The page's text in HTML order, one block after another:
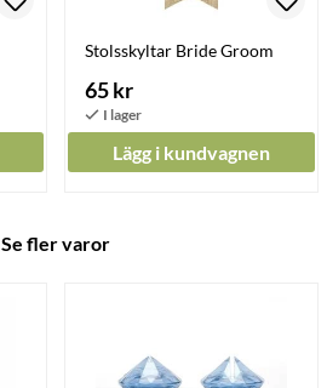
Stolsskyltar Bride Groom
65 kr
Lägg i kundvagnen
Se fler varor